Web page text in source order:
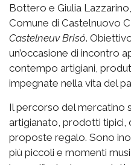
Bottero e Giulia
Comune di Castelnuovo
Castelneuv Brisó.
un’occasione di incontro
contempo artigiani,
impegnate nella vita del
Il percorso del mercatino
artigianato, prodotti tipici,
proposte regalo. Sono
più piccoli e momenti